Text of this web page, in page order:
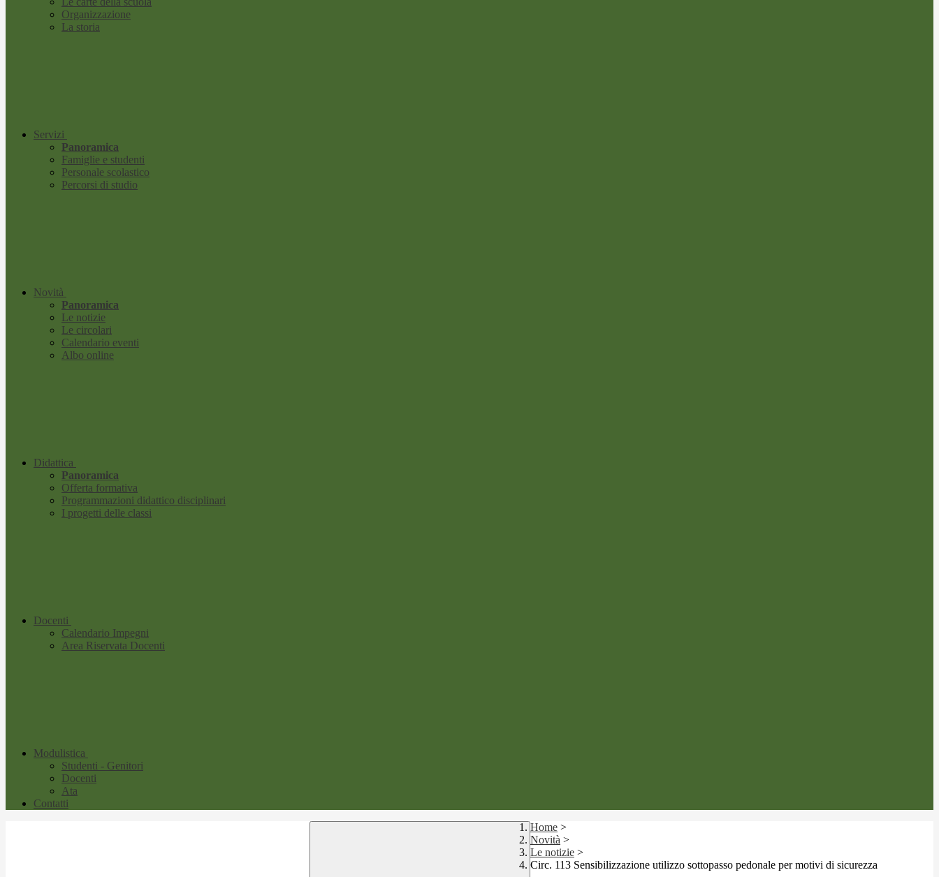
Organizzazione
La storia
Servizi
Panoramica
Famiglie e studenti
Personale scolastico
Percorsi di studio
Novità
Panoramica
Le notizie
Le circolari
Calendario eventi
Albo online
Didattica
Panoramica
Offerta formativa
Programmazioni didattico disciplinari
I progetti delle classi
Docenti
Calendario Impegni
Area Riservata Docenti
Modulistica
Studenti - Genitori
Docenti
Ata
Contatti
Home >
Novità >
Le notizie >
Circ. 113 Sensibilizzazione utilizzo sottopasso pedonale per motivi di sicurezza